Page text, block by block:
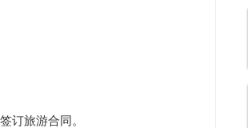
订旅游合同。